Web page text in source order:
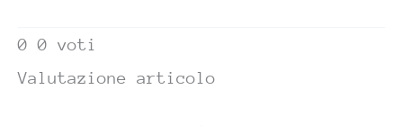
0 0 voti
Valutazione articolo